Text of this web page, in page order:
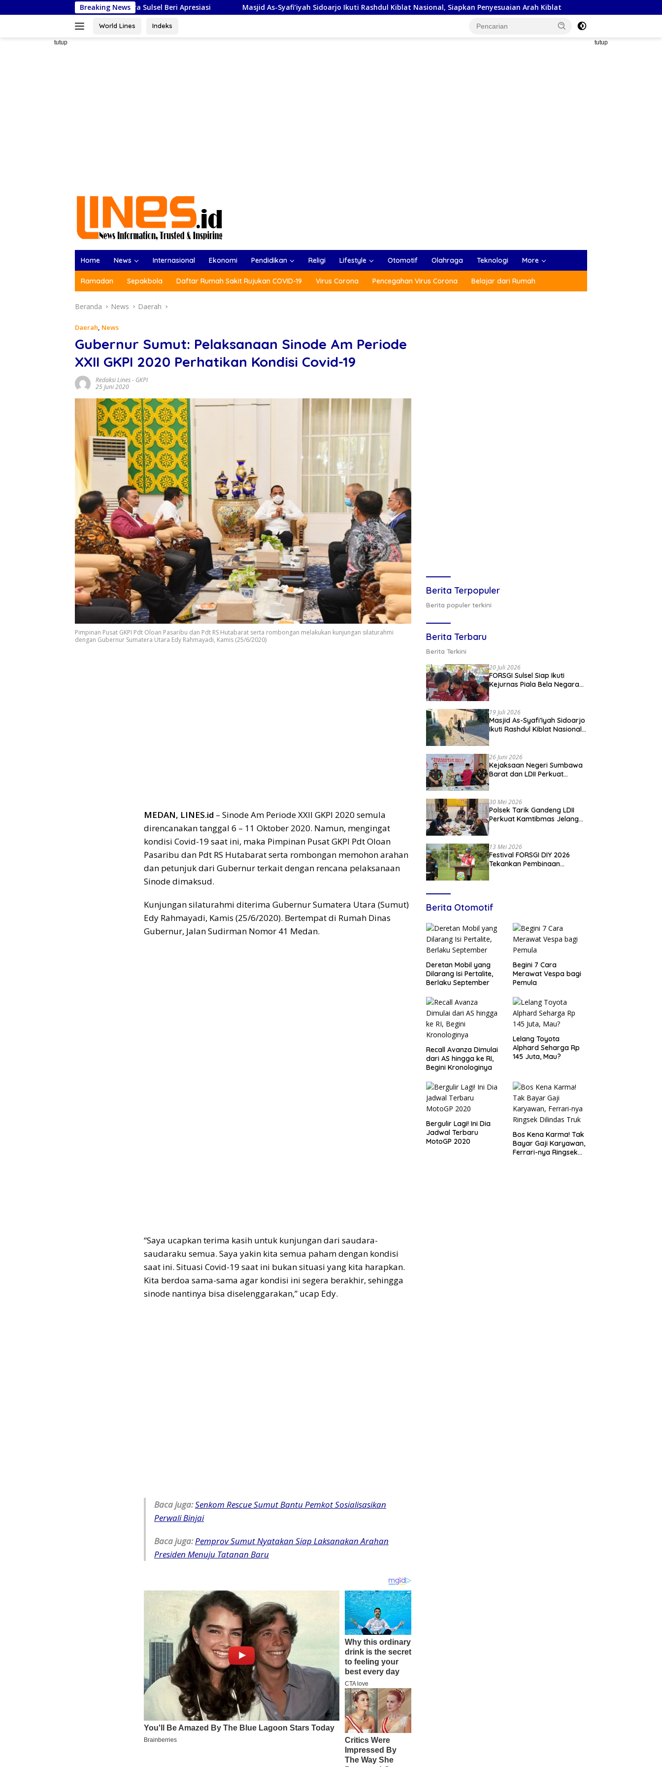
ke
Breaking News
Jakarta, Kadispora Sulsel Beri Apresiasi Masjid As-Syafi’iyah Sidoarjo Ikuti Rashdul Kiblat Nasional, Siapkan Penyesuaian Arah Kiblat Kejaksaan Negeri Sumbawa Barat dan
World Lines Indeks
tutup tutup
Home News Internasional Ekonomi Pendidikan Religi Lifestyle Otomotif Olahraga Teknologi More
Ramadan Sepakbola Daftar Rumah Sakit Rujukan COVID-19 Virus Corona Pencegahan Virus Corona Belajar dari Rumah
Beranda News Daerah
Daerah, News
Gubernur Sumut: Pelaksanaan Sinode Am Periode
XXII GKPI 2020 Perhatikan Kondisi Covid-19
Redaksi Lines- GKPI
25 Juni 2020
Pimpinan Pusat GKPI Pdt Oloan Pasaribu dan Pdt RS Hutabarat serta rombongan melakukan kunjungan silaturahmi
dengan Gubernur Sumatera Utara Edy Rahmayadi, Kamis (25/6/2020)
MEDAN, LINES.id – Sinode Am Periode XXII GKPI 2020 semula
direncanakan tanggal 6 – 11 Oktober 2020. Namun, mengingat
kondisi Covid-19 saat ini, maka Pimpinan Pusat GKPI Pdt Oloan
Pasaribu dan Pdt RS Hutabarat serta rombongan memohon arahan
dan petunjuk dari Gubernur terkait dengan rencana pelaksanaan
Sinode dimaksud.
Kunjungan silaturahmi diterima Gubernur Sumatera Utara (Sumut)
Edy Rahmayadi, Kamis (25/6/2020). Bertempat di Rumah Dinas
Gubernur, Jalan Sudirman Nomor 41 Medan.
“Saya ucapkan terima kasih untuk kunjungan dari saudara-
saudaraku semua. Saya yakin kita semua paham dengan kondisi
saat ini. Situasi Covid-19 saat ini bukan situasi yang kita harapkan.
Kita berdoa sama-sama agar kondisi ini segera berakhir, sehingga
sinode nantinya bisa diselenggarakan,” ucap Edy.
Baca juga:Senkom Rescue Sumut Bantu Pemkot Sosialisasikan
Perwali Binjai
Baca juga: Pemprov Sumut Nyatakan Siap Laksanakan Arahan
Presiden Menuju Tatanan Baru
Berita Terpopuler
Berita populer terkini
Berita Terbaru
Berita Terkini
20 Juli 2026
FORSGI Sulsel Siap Ikuti
Kejurnas Piala Bela Negara
19 Juli 2026
Masjid As-Syafi’iyah Sidoarjo
Ikuti Rashdul Kiblat Nasional,
26 Juni 2026
Kejaksaan Negeri Sumbawa
Barat dan LDII Perkuat
Empat Pilar Kebangsaan
30 Mei 2026
Polsek Tarik Gandeng LDII
Perkuat Kamtibmas Jelang
13 Mei 2026
Festival FORSGI DIY 2026
Tekankan Pembinaan
Berita Otomotif
Deretan Mobil yang
Dilarang Isi Pertalite,
Berlaku September
Begini 7 Cara
Merawat Vespa bagi
Pemula
Recall Avanza Dimulai
dari AS hingga ke RI,
Begini Kronologinya
Lelang Toyota
Alphard Seharga Rp
145 Juta, Mau?
Bergulir Lagi! Ini Dia
Jadwal Terbaru
MotoGP 2020
Bos Kena Karma! Tak
Bayar Gaji Karyawan,
Ferrari-nya Ringsek